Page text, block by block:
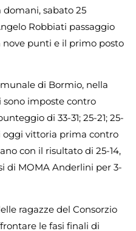
sabato 25
Robbiati passaggio
nove punti e il primo posto
di Bormio, nella
sono imposte contro
di 33-31; 25-21; 25-
oggi vittoria prima contro
con il risultato di 25-14,
di MOMA Anderlini per 3-
ragazze del Consorzio
le fasi finali di